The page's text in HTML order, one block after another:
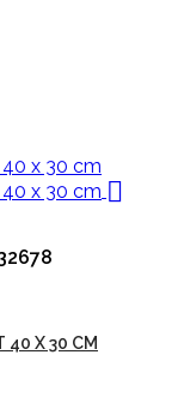

40 X 30 CM